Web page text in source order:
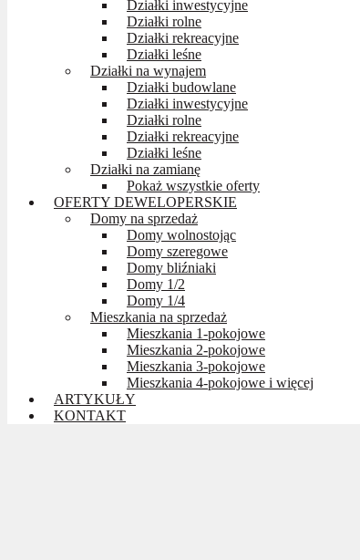
Działki inwestycyjne
Działki rolne
Działki rekreacyjne
Działki leśne
Działki na wynajem
Działki budowlane
Działki inwestycyjne
Działki rolne
Działki rekreacyjne
Działki leśne
Działki na zamianę
Pokaż wszystkie oferty
OFERTY DEWELOPERSKIE
Domy na sprzedaż
Domy wolnostojąc
Domy szeregowe
Domy bliźniaki
Domy 1/2
Domy 1/4
Mieszkania na sprzedaż
Mieszkania 1-pokojowe
Mieszkania 2-pokojowe
Mieszkania 3-pokojowe
Mieszkania 4-pokojowe i więcej
ARTYKUŁY
KONTAKT